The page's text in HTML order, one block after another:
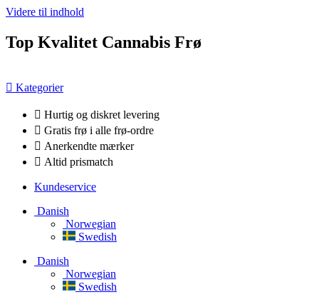
Videre til indhold
Top Kvalitet Cannabis Frø
Kategorier
Hurtig og diskret levering
Gratis frø i alle frø-ordre
Anerkendte mærker
Altid prismatch
Kundeservice
Danish
Norwegian
Swedish
Danish
Norwegian
Swedish